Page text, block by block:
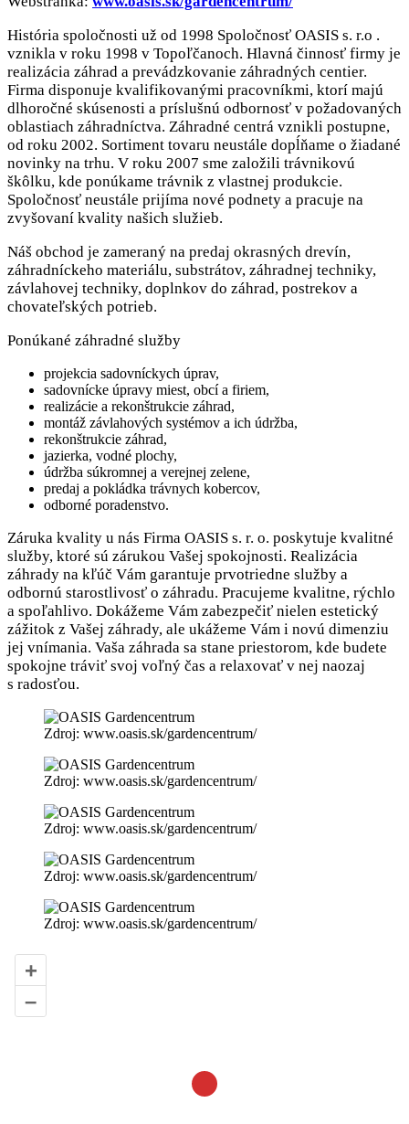
História spoločnosti už od 1998 Spoločnosť OASIS s. r.o .
vznikla v roku 1998 v Topoľčanoch. Hlavná činnosť firmy je
realizácia záhrad a prevádzkovanie záhradných centier.
Firma disponuje kvalifikovanými pracovníkmi, ktorí majú
dlhoročné skúsenosti a príslušnú odbornosť v požadovaných
oblastiach záhradníctva. Záhradné centrá vznikli postupne,
od roku 2002. Sortiment tovaru neustále dopĺňame o žiadané
novinky na trhu. V roku 2007 sme založili trávnikovú
škôlku, kde ponúkame trávnik z vlastnej produkcie.
Spoločnosť neustále prijíma nové podnety a pracuje na
zvyšovaní kvality našich služieb.
Náš obchod je zameraný na predaj okrasných drevín,
záhradníckeho materiálu, substrátov, záhradnej techniky,
závlahovej techniky, doplnkov do záhrad, postrekov a
chovateľských potrieb.
Ponúkané záhradné služby
projekcia sadovníckych úprav,
sadovnícke úpravy miest, obcí a firiem,
realizácie a rekonštrukcie záhrad,
montáž závlahových systémov a ich údržba,
rekonštrukcie záhrad,
jazierka, vodné plochy,
údržba súkromnej a verejnej zelene,
predaj a pokládka trávnych kobercov,
odborné poradenstvo.
Záruka kvality u nás Firma OASIS s. r. o. poskytuje kvalitné
služby, ktoré sú zárukou Vašej spokojnosti. Realizácia
záhrady na kľúč Vám garantuje prvotriedne služby a
odbornú starostlivosť o záhradu. Pracujeme kvalitne, rýchlo
a spoľahlivo. Dokážeme Vám zabezpečiť nielen estetický
zážitok z Vašej záhrady, ale ukážeme Vám i novú dimenziu
jej vnímania. Vaša záhrada sa stane priestorom, kde budete
spokojne tráviť svoj voľný čas a relaxovať v nej naozaj
s radosťou.
Zdroj: www.oasis.sk/gardencentrum/
Zdroj: www.oasis.sk/gardencentrum/
Zdroj: www.oasis.sk/gardencentrum/
Zdroj: www.oasis.sk/gardencentrum/
Zdroj: www.oasis.sk/gardencentrum/
+
–